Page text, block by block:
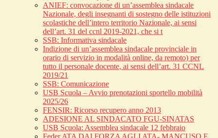
ANIEF: convocazione di un’assemblea sindacale
Nazionale, degli insegnanti di sostegno delle istituzioni
scolastiche dell’intero territorio Nazionale, ai sensi
dell’art. 31 del ccnl 2019-2021, che si t
SSB: Informativa sindacale
Indizione di un’assemblea sindacale provinciale in
orario di servizio in modalità online, da remoto) per
tutto il personale docente, ai sensi dell’art. 31 CCNL
2019/21
SSB: Comunicazione
USB Scuola – Avvio prenotazioni sportello mobilità
2025/26
FENSIR: Ricorso recupero anno 2013
ADESIONE AL SINDACATO FGU-SINATAS
USB Scuola: Assemblea sindacale 12 febbraio